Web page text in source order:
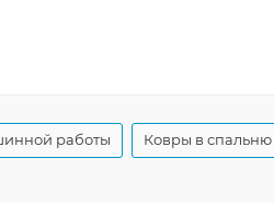
работы Ковры в спальню